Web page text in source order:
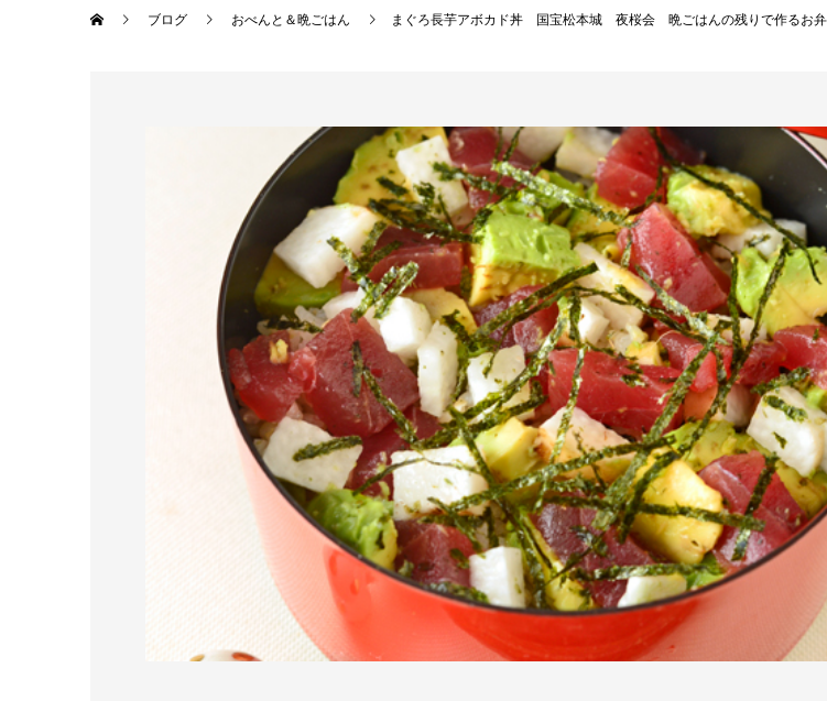
ブログ おべんと＆晩ごはん まぐろ長芋アボカド丼 国宝松本城 夜桜会 晩ごはんの残りで作るお